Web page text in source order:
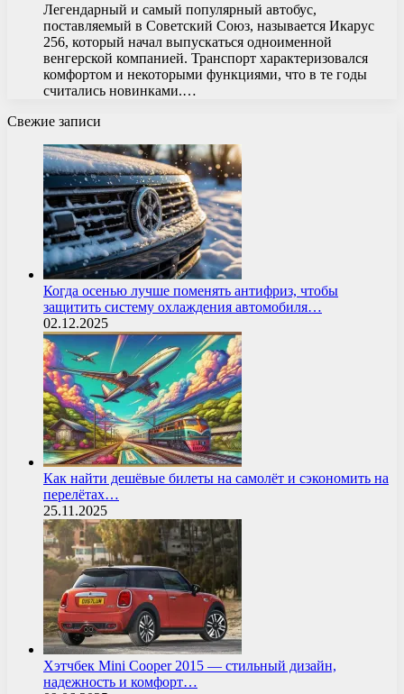
Легендарный и самый популярный автобус,
поставляемый в Советский Союз, называется Икарус
256, который начал выпускаться одноименной
венгерской компанией. Транспорт характеризовался
комфортом и некоторыми функциями, что в те годы
считались новинками.…
Свежие записи
Когда осенью лучше поменять антифриз, чтобы
защитить систему охлаждения автомобиля…
02.12.2025
Как найти дешёвые билеты на самолёт и сэкономить на
перелётах…
25.11.2025
Хэтчбек Mini Cooper 2015 — стильный дизайн,
надежность и комфорт…